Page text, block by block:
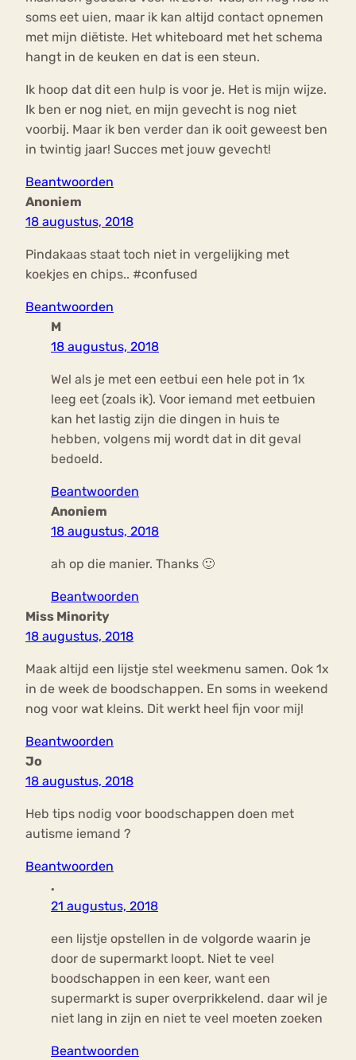
soms eet uien, maar ik kan altijd contact opnemen
met mijn diëtiste. Het whiteboard met het schema
hangt in de keuken en dat is een steun.
Ik hoop dat dit een hulp is voor je. Het is mijn wijze.
Ik ben er nog niet, en mijn gevecht is nog niet
voorbij. Maar ik ben verder dan ik ooit geweest ben
in twintig jaar! Succes met jouw gevecht!
Beantwoorden
Anoniem
18 augustus, 2018
Pindakaas staat toch niet in vergelijking met
koekjes en chips.. #confused
Beantwoorden
M
18 augustus, 2018
Wel als je met een eetbui een hele pot in 1x
leeg eet (zoals ik). Voor iemand met eetbuien
kan het lastig zijn die dingen in huis te
hebben, volgens mij wordt dat in dit geval
bedoeld.
Beantwoorden
Anoniem
18 augustus, 2018
ah op die manier. Thanks 🙂
Beantwoorden
Miss Minority
18 augustus, 2018
Maak altijd een lijstje stel weekmenu samen. Ook 1x
in de week de boodschappen. En soms in weekend
nog voor wat kleins. Dit werkt heel fijn voor mij!
Beantwoorden
Jo
18 augustus, 2018
Heb tips nodig voor boodschappen doen met
autisme iemand ?
Beantwoorden
.
21 augustus, 2018
een lijstje opstellen in de volgorde waarin je
door de supermarkt loopt. Niet te veel
boodschappen in een keer, want een
supermarkt is super overprikkelend. daar wil je
niet lang in zijn en niet te veel moeten zoeken
Beantwoorden